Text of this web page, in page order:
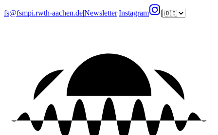
fs@fsmpi.rwth-aachen.de|Newsletter|Instagram |